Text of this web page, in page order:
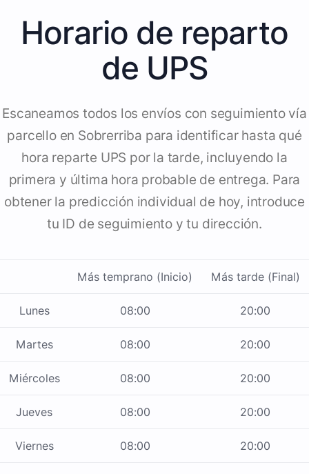
Horario de reparto
de UPS
Escaneamos todos los envíos con seguimiento vía
parcello en Sobrerriba para identificar hasta qué
hora reparte UPS por la tarde, incluyendo la
primera y última hora probable de entrega. Para
obtener la predicción individual de hoy, introduce
tu ID de seguimiento y tu dirección.
Más temprano (Inicio) Más tarde (Final)
Lunes 08:00 20:00
Martes 08:00 20:00
Miércoles 08:00 20:00
Jueves 08:00 20:00
Viernes 08:00 20:00